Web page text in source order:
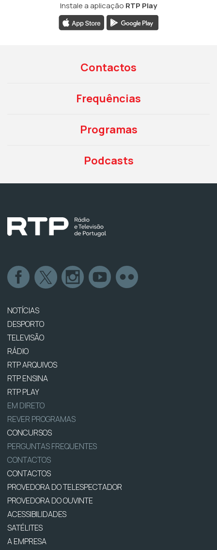
Instale a aplicação RTP Play
Contactos
Frequências
Programas
Podcasts
NOTÍCIAS
DESPORTO
TELEVISÃO
RÁDIO
RTP ARQUIVOS
RTP ENSINA
RTP PLAY
EM DIRETO
REVER PROGRAMAS
CONCURSOS
PERGUNTAS FREQUENTES
CONTACTOS
CONTACTOS
PROVEDORA DO TELESPECTADOR
PROVEDORA DO OUVINTE
ACESSIBILIDADES
SATÉLITES
A EMPRESA